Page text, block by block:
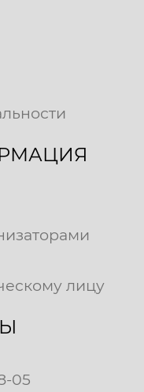
лицу
05